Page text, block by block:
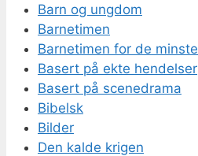
Barn og ungdom
Barnetimen
Barnetimen for de minste
Basert på ekte hendelser
Basert på scenedrama
Bibelsk
Bilder
Den kalde krigen